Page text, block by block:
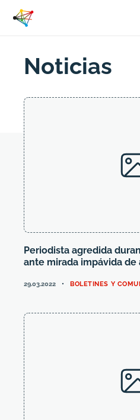
Noticias
Periodista agredida
ante mirada impávida
29.03.2022 CATEGORIES
BOLETINES Y